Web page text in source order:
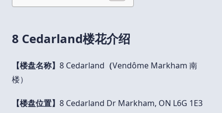
8 Cedarland楼花介绍
【楼盘名称】 8 Cedarland （Vendôme Markham 南
楼）
【楼盘位置】 8 Cedarland Dr Markham, ON L6G 1E3